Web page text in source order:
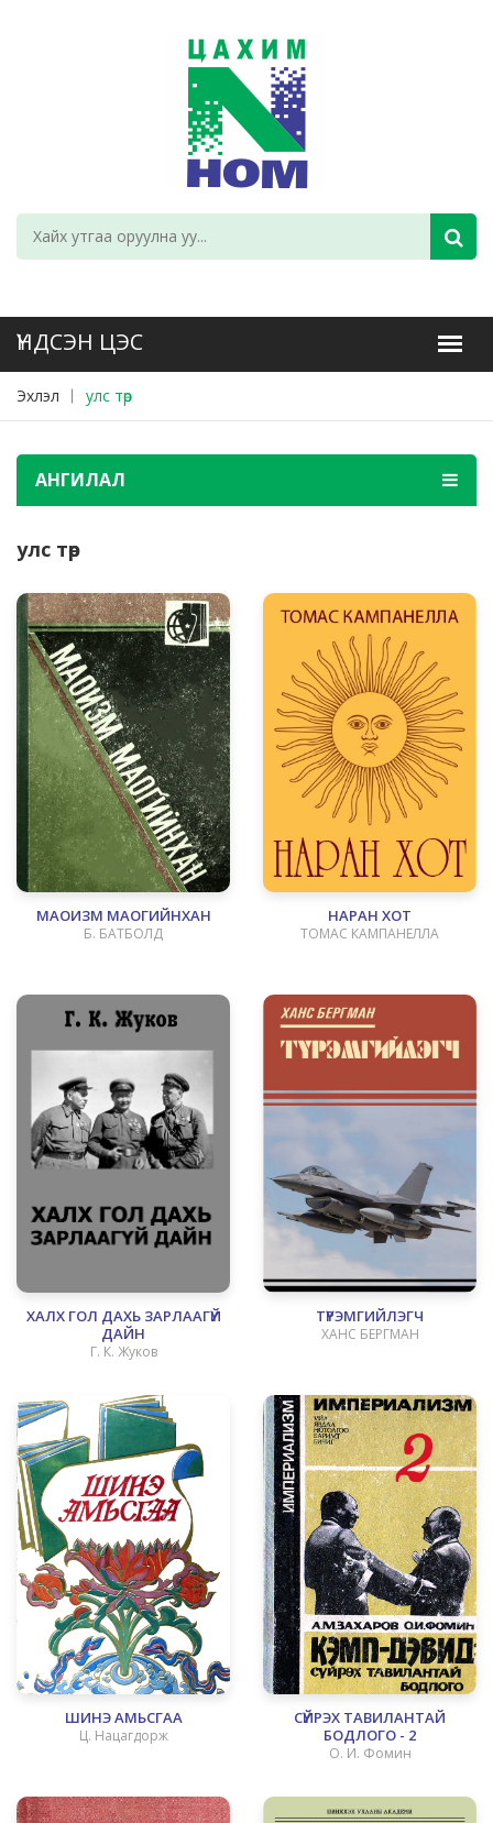
Эхлэл улс төр
АНГИЛАЛ
улс төр
МАОИЗМ МАОГИЙНХАН
Б. БАТБОЛД
НАРАН ХОТ
ТОМАС КАМПАНЕЛЛА
ХАЛХ ГОЛ ДАХЬ ЗАРЛААГҮЙ
ДАЙН
Г. К. Жуков
ТҮРЭМГИЙЛЭГЧ
ХАНС БЕРГМАН
ШИНЭ АМЬСГАА
Ц. Нацагдорж
СҮЙРЭХ ТАВИЛАНТАЙ
БОДЛОГО - 2
О. И. Фомин